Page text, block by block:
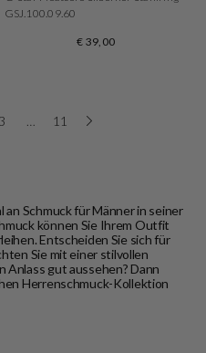
GSJ.100.09.60
€ 39,00
3 11
Schmuck für Männer in seiner
können Sie Ihrem Outfit
Entscheiden Sie sich für
Sie mit einer stilvollen
Anlass gut aussehen? Dann
Herrenschmuck-Kollektion